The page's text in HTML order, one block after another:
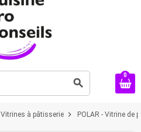
search
0
Vitrines à pâtisserie chevron_right POLAR - Vitrine de